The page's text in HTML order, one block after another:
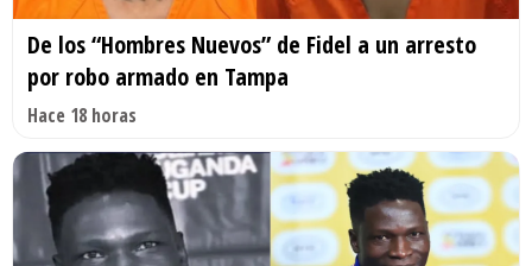
De los “Hombres Nuevos” de Fidel a un arresto
por robo armado en Tampa
Hace 18 horas